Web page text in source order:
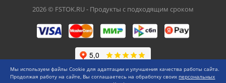
2026 © FSTOK.RU - Продукты с подходящим сроком
Мы используем файлы Cookie для адаптации и улучшения качества работы сайта.
Продолжая работу на сайте, Вы соглашаетесь на обработку своихперсональных